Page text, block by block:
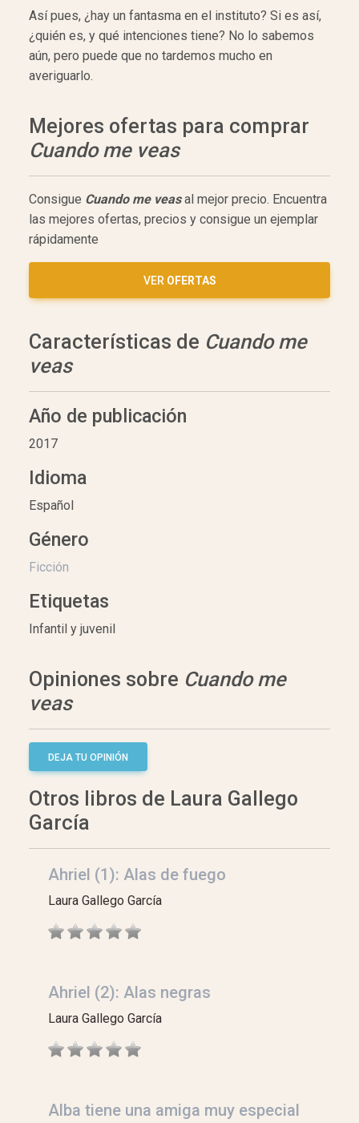
Así pues, ¿hay un fantasma en el instituto? Si es así,
¿quién es, y qué intenciones tiene? No lo sabemos
aún, pero puede que no tardemos mucho en
averiguarlo.
Mejores ofertas para comprar
Cuando me veas
Consigue Cuando me veasal mejor precio. Encuentra
las mejores ofertas, precios y consigue un ejemplar
rápidamente
VER OFERTAS
Características de Cuando me
veas
Año de publicación
2017
Idioma
Español
Género
Ficción
Etiquetas
Infantil y juvenil
Opiniones sobre Cuando me
veas
DEJA TU OPINIÓN
Otros libros de Laura Gallego
García
Ahriel (1): Alas de fuego
Laura Gallego García
Ahriel (2): Alas negras
Laura Gallego García
Alba tiene una amiga muy especial